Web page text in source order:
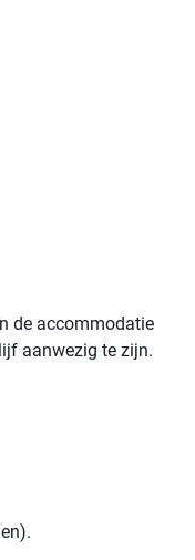
de accommodatie
aanwezig te zijn.